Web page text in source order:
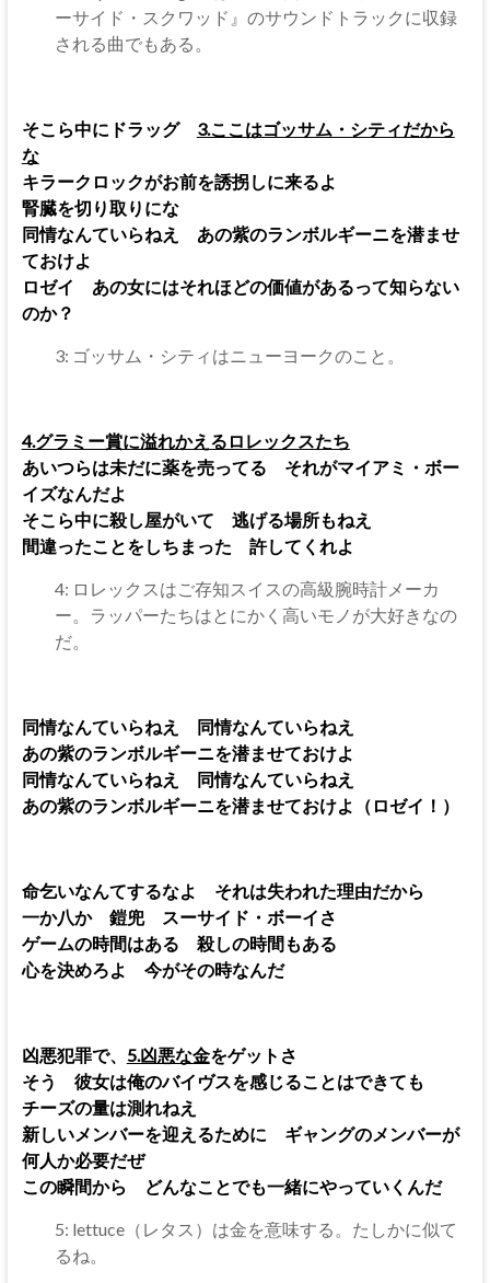
ーサイド・スクワッド』のサウンドトラックに収録
される曲でもある。
そこら中にドラッグ 3.ここはゴッサム・シティだから
な
キラークロックがお前を誘拐しに来るよ
腎臓を切り取りにな
同情なんていらねえ あの紫のランボルギーニを潜ませ
ておけよ
ロゼイ あの女にはそれほどの価値があるって知らない
のか？
3: ゴッサム・シティはニューヨークのこと。
4.グラミー賞に溢れかえるロレックスたち
あいつらは未だに薬を売ってる それがマイアミ・ボー
イズなんだよ
そこら中に殺し屋がいて 逃げる場所もねえ
間違ったことをしちまった 許してくれよ
4: ロレックスはご存知スイスの高級腕時計メーカ
ー。ラッパーたちはとにかく高いモノが大好きなの
だ。
同情なんていらねえ 同情なんていらねえ
あの紫のランボルギーニを潜ませておけよ
同情なんていらねえ 同情なんていらねえ
あの紫のランボルギーニを潜ませておけよ（ロゼイ！）
命乞いなんてするなよ それは失われた理由だから
一か八か 鎧兜 スーサイド・ボーイさ
ゲームの時間はある 殺しの時間もある
心を決めろよ 今がその時なんだ
凶悪犯罪で、 5.凶悪な金をゲットさ
そう 彼女は俺のバイヴスを感じることはできても
チーズの量は測れねえ
新しいメンバーを迎えるために ギャングのメンバーが
何人か必要だぜ
この瞬間から どんなことでも一緒にやっていくんだ
5: lettuce（レタス）は金を意味する。たしかに似て
るね。